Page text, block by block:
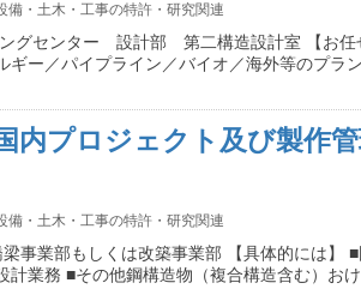
備・土木・工事の特許・研究関連
ングセンター 設計部 第二構造設計室 【お任
ギー／パイプライン／バイオ／海外等のプラ
内プロジェクト及び製作管
備・土木・工事の特許・研究関連
梁事業部もしくは改築事業部 【具体的には】
計業務 ■その他鋼構造物（複合構造含む）お